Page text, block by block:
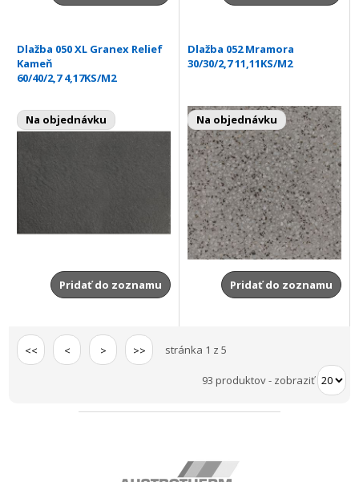
Dlažba 050 XL Granex Relief
Kameň
60/40/2,7 4,17KS/M2
Na objednávku
Pridať do zoznamu
Dlažba 052 Mramora
30/30/2,7 11,11KS/M2
Na objednávku
Pridať do zoznamu
<< < > >> stránka 1 z 5
93 produktov- zobraziť